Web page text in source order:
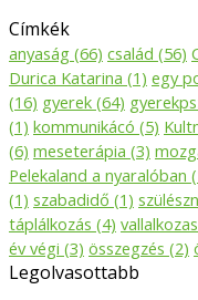
Címkék
anyaság (66) család (56)
Durica Katarina (1) egy
(16) gyerek (64)
(1) kommunikácó (5)
(6) meseterápia (3)
Pelekaland a nyaralóban
(1) szabadidő (1)
táplálkozás (4) vallalkozas
év végi (3) összegzés (2)
Legolvasottabb